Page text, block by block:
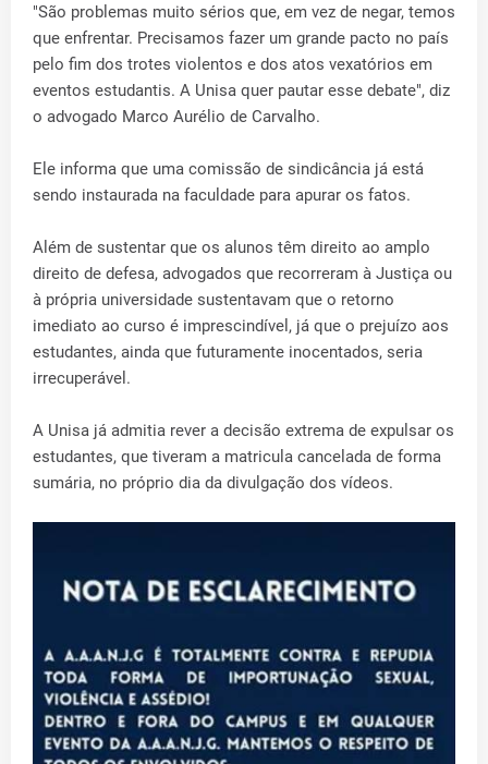
"São problemas muito sérios que, em vez de negar, temos
que enfrentar. Precisamos fazer um grande pacto no país
pelo fim dos trotes violentos e dos atos vexatórios em
eventos estudantis. A Unisa quer pautar esse debate", diz
o advogado Marco Aurélio de Carvalho.
Ele informa que uma comissão de sindicância já está
sendo instaurada na faculdade para apurar os fatos.
Além de sustentar que os alunos têm direito ao amplo
direito de defesa, advogados que recorreram à Justiça ou
à própria universidade sustentavam que o retorno
imediato ao curso é imprescindível, já que o prejuízo aos
estudantes, ainda que futuramente inocentados, seria
irrecuperável.
A Unisa já admitia rever a decisão extrema de expulsar os
estudantes, que tiveram a matricula cancelada de forma
sumária, no próprio dia da divulgação dos vídeos.